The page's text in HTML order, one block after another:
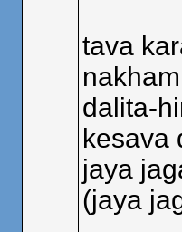
tava
dalita-
kesava
jaya
(jaya